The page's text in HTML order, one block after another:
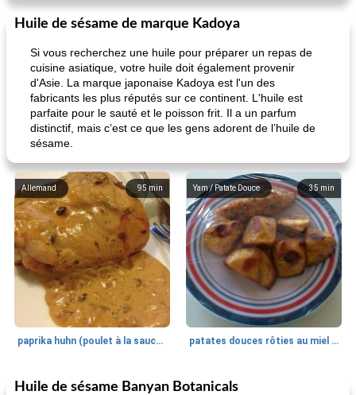
Huile de sésame de marque Kadoya
Si vous recherchez une huile pour préparer un repas de
cuisine asiatique, votre huile doit également provenir
d'Asie. La marque japonaise Kadoya est l'un des
fabricants les plus réputés sur ce continent. L'huile est
parfaite pour le sauté et le poisson frit. Il a un parfum
distinctif, mais c’est ce que les gens adorent de l’huile de
sésame.
95 min
Allemand
paprika huhn (poulet à la sauce paprika).
35 min
Yam / Patate Douce
patates douces rôties au miel / kumara
25min
Petit déjeuner et brunch Viande et volaille
Huile de sésame Banyan Botanicals